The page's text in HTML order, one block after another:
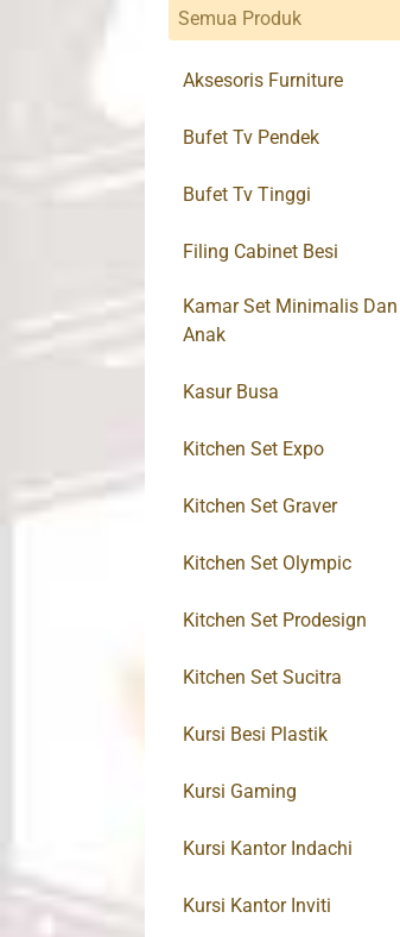
Semua Produk
Aksesoris Furniture
Bufet Tv Pendek
Bufet Tv Tinggi
Filing Cabinet Besi
Kamar Set Minimalis Dan
Anak
Kasur Busa
Kitchen Set Expo
Kitchen Set Graver
Kitchen Set Olympic
Kitchen Set Prodesign
Kitchen Set Sucitra
Kursi Besi Plastik
Kursi Gaming
Kursi Kantor Indachi
Kursi Kantor Inviti